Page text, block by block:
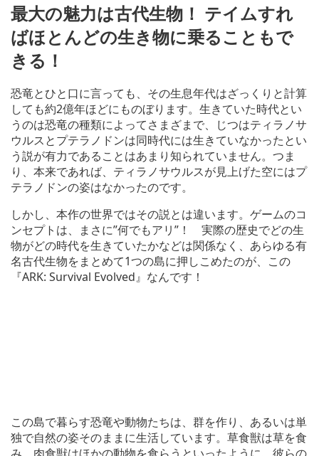
最大の魅力は古代生物！ テイムすれ
ばほとんどの生き物に乗ることもで
きる！
恐竜とひと口に言っても、その生息年代はざっくりと計算
しても約2億年ほどにものぼります。生きていた時代とい
うのは恐竜の種類によってさまざまで、じつはティラノサ
ウルスとプテラノドンは同時代には生きていなかったとい
う説が有力であることはあまり知られていません。つま
り、本来であれば、ティラノサウルスが見上げた空にはプ
テラノドンの姿はなかったのです。
しかし、本作の世界ではその説とは違います。ゲームのコ
ンセプトは、まさに”何でもアリ”！ 実際の歴史でどの生
物がどの時代を生きていたかなどは関係なく、あらゆる有
名古代生物をまとめて1つの島に押しこめたのが、この
『ARK: Survival Evolved』なんです！
この島で暮らす恐竜や動物たちは、群を作り、あるいは単
独で自然の姿そのままに生活しています。草食獣は草を食